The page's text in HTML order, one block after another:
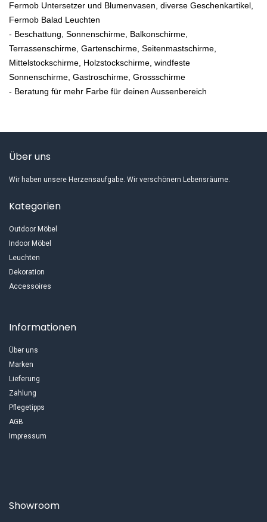
Fermob Untersetzer und Blumenvasen, diverse Geschenkartikel,
Fermob Balad Leuchten
- Beschattung, Sonnenschirme, Balkonschirme,
Terrassenschirme, Gartenschirme, Seitenmastschirme,
Mittelstockschirme, Holzstockschirme, windfeste
Sonnenschirme, Gastroschirme, Grossschirme
- Beratung für mehr Farbe für deinen Aussenbereich
Über uns
Wir haben unsere Herzensaufgabe. Wir verschönern Lebensräume.
Kategorien
Outdoor Möbel
Indoor Möbel
Leuchten
Dekoration
Accessoires
Informationen
Über uns
Marken
Lieferung
Zahlung
Pflegetipps
AGB
Impressum
Showroom